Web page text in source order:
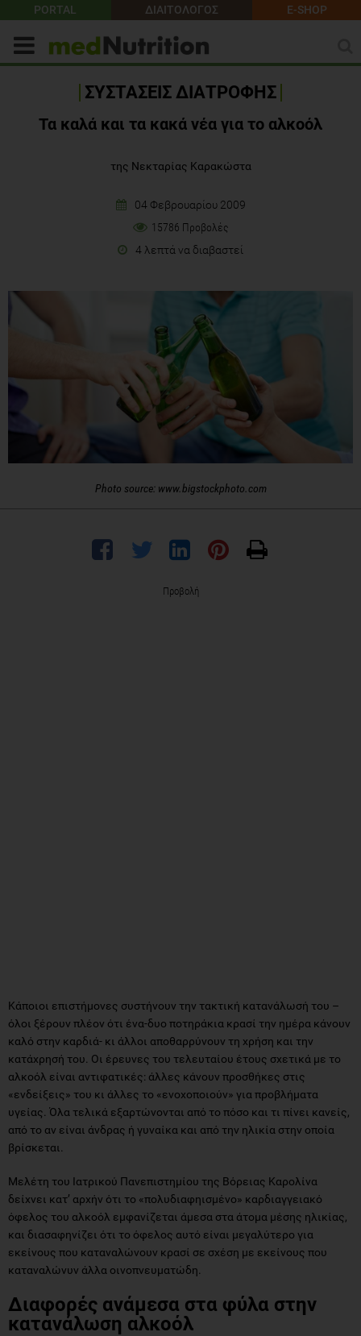
PORTAL ΔΙΑΙΤΟΛΟΓΟΣ E-SHOP
ΣΥΣΤΑΣΕΙΣ ΔΙΑΤΡΟΦΗΣ
Τα καλά και τα κακά νέα για το αλκοόλ
της Νεκταρίας Καρακώστα
04 Φεβρουαρίου 2009
15786 Προβολές
4 λεπτά να διαβαστεί
Photo source: www.bigstockphoto.com
Προβολή
Κάποιοι επιστήμονες συστήνουν την τακτική κατανάλωσή του –
όλοι ξέρουν πλέον ότι ένα-δυο ποτηράκια κρασί την ημέρα κάνουν
καλό στην καρδιά- κι άλλοι αποθαρρύνουν τη χρήση και την
κατάχρησή του. Οι έρευνες του τελευταίου έτους σχετικά με το
αλκοόλ είναι αντιφατικές: άλλες κάνουν προσθήκες στις
«ενδείξεις» του κι άλλες το «ενοχοποιούν» για προβλήματα
υγείας. Όλα τελικά εξαρτώνονται από το πόσο και τι πίνει κανείς,
από το αν είναι άνδρας ή γυναίκα και από την ηλικία στην οποία
βρίσκεται.
Μελέτη του Ιατρικού Πανεπιστημίου της Βόρειας Καρολίνα
δείχνει κατ’ αρχήν ότι το «πολυδιαφηισμένο» καρδιαγγειακό
όφελος του αλκοόλ εμφανίζεται άμεσα στα άτομα μέσης ηλικίας,
και διασαφηνίζει ότι το όφελος αυτό είναι μεγαλύτερο για
εκείνους που καταναλώνουν κρασί σε σχέση με εκείνους που
καταναλώνυν άλλα οινοπνευματώδη.
Διαφορές ανάμεσα στα φύλα στην
κατανάλωση αλκοόλ